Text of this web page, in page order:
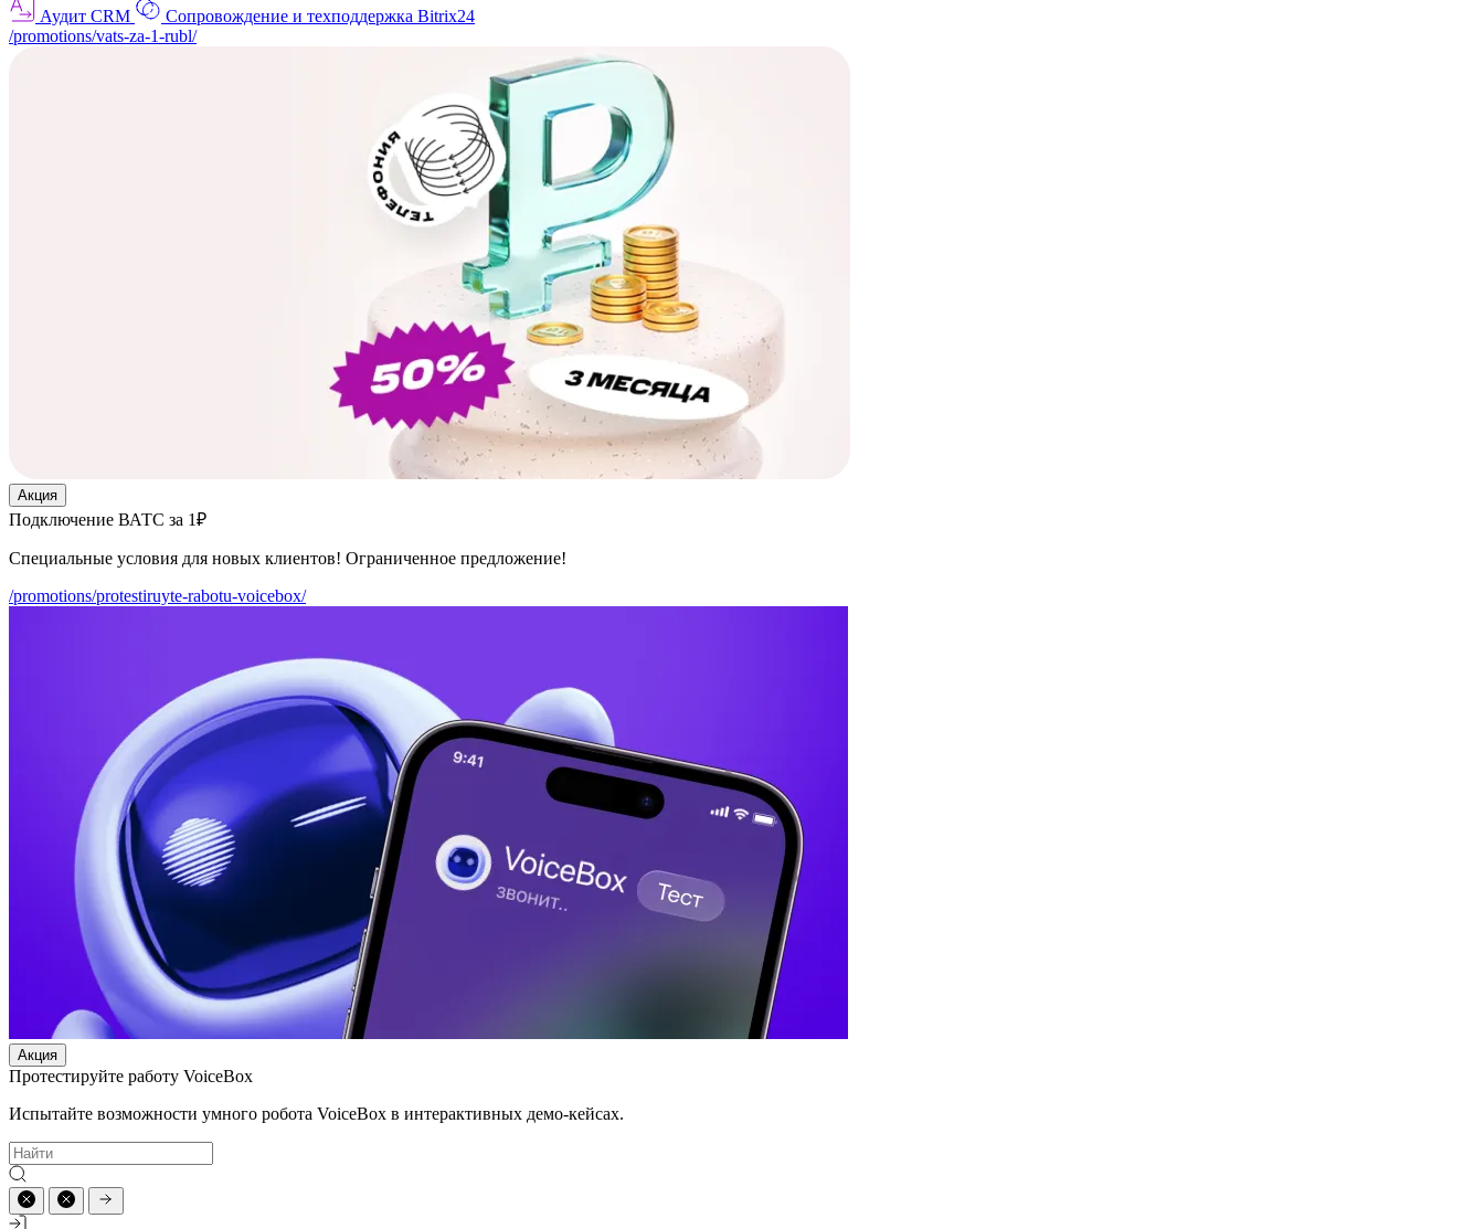
Аудит CRM
Сопровождение и техподдержка Bitrix24
/promotions/vats-za-1-rubl/
Акция
Подключение ВАТС за 1₽
Специальные условия для новых клиентов! Ограниченное предложение!
/promotions/protestiruyte-rabotu-voicebox/
Акция
Протестируйте работу VoiceBox
Испытайте возможности умного робота VoiceBox в интерактивных демо-кейсах.